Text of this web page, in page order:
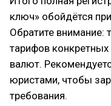
ключ» обойдётся
Обратите внимание:
тарифов
валют.
юристами, чтобы
требования.